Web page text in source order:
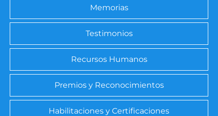
Memorias
Testimonios
Recursos Humanos
Premios y Reconocimientos
Habilitaciones y Certificaciones